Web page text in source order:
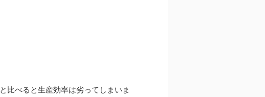
比べると生産効率は劣ってしまいま